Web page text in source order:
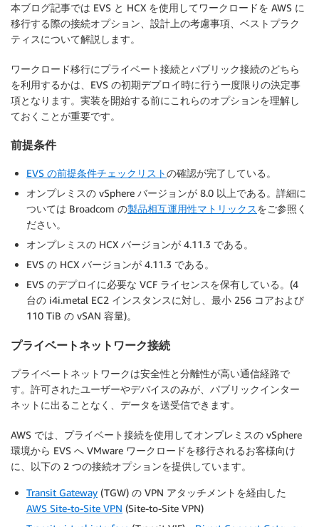
本ブログ記事では EVS と HCX を使用してワークロードを AWS に
移行する際の接続オプション、設計上の考慮事項、ベストプラク
ティスについて解説します。
ワークロード移行にプライベート接続とパブリック接続のどちら
を利用するかは、EVS の初期デプロイ時に行う一度限りの決定事
項となります。実装を開始する前にこれらのオプションを理解し
ておくことが重要です。
前提条件
EVS の前提条件チェックリストの確認が完了している。
オンプレミスの vSphere バージョンが 8.0 以上である。詳細に
ついては Broadcom の製品相互運用性マトリックスをご参照く
ださい。
オンプレミスの HCX バージョンが 4.11.3 である。
EVS の HCX バージョンが 4.11.3 である。
EVS のデプロイに必要な VCF ライセンスを保有している。(4
台の i4i.metal EC2 インスタンスに対し、最小 256 コアおよび
110 TiB の vSAN 容量)。
プライベートネットワーク接続
プライベートネットワークは安全性と分離性が高い通信経路で
す。許可されたユーザーやデバイスのみが、パブリックインター
ネットに出ることなく、データを送受信できます。
AWS では、プライベート接続を使用してオンプレミスの vSphere
環境から EVS へ VMware ワークロードを移行されるお客様向け
に、以下の 2 つの接続オプションを提供しています。
Transit Gateway (TGW) の VPN アタッチメントを経由した
AWS Site-to-Site VPN (Site-to-Site VPN)